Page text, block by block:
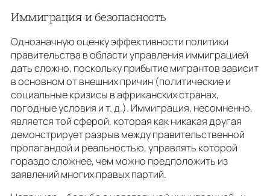
Иммиграция и безопасность
Однозначную оценку эффективности политики
правительства в области управления иммиграцией
дать сложно, поскольку прибытие мигрантов зависит
в основном от внешних причин (политические и
социальные кризисы в африканских странах,
погодные условия и т. д.). Иммиграция, несомненно,
является той сферой, которая как никакая другая
демонстрирует разрыв между правительственной
пропагандой и реальностью, управлять которой
гораздо сложнее, чем можно предположить из
заявлений многих правых партий.